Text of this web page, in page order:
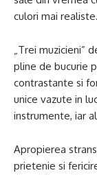
culori mai realiste.
„Trei muzicieni”
pline de bucurie
contrastante si
unice vazute in
instrumente, iar
Apropierea
prietenie si